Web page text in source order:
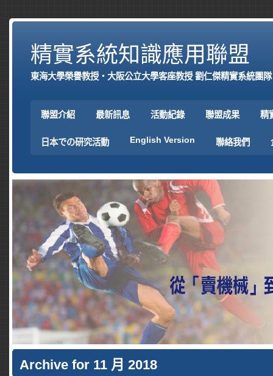
精實系統知識應用聯盟
東海大學榮譽教授‧大阪公立大學客座教授 劉仁傑精實系統團隊
聯盟介紹 最新訊息 活動紀錄 聯盟成果 精
日本での研究活動 English Version 聯絡我們
Archive for 11 月 2018